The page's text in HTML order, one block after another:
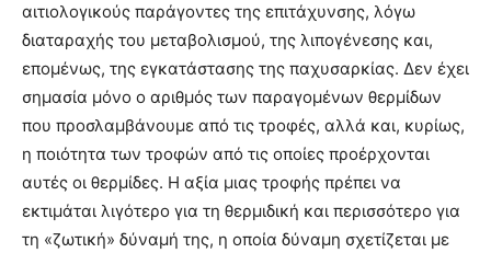
αιτιολογικούς παράγοντες της επιτάχυνσης, λόγω
διαταραχής του μεταβολισμού, της λιπογένεσης και,
επομένως, της εγκατάστασης της παχυσαρκίας. Δεν έχει
σημασία μόνο ο αριθμός των παραγομένων θερμίδων
που προσλαμβάνουμε από τις τροφές, αλλά και, κυρίως,
η ποιότητα των τροφών από τις οποίες προέρχονται
αυτές οι θερμίδες. Η αξία μιας τροφής πρέπει να
εκτιμάται λιγότερο για τη θερμιδική και περισσότερο για
τη «ζωτική» δύναμή της, η οποία δύναμη σχετίζεται με